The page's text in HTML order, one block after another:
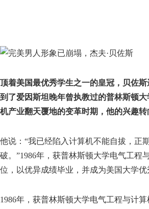
顶着美国最优秀学生之一的皇冠，贝佐
到了爱因斯坦晚年曾执教过的普林斯顿
机产业翻天覆地的变革时期，他的兴趣转
他说：“我已经陷入计算机不能自拔，正
破。”1986年，获普林斯顿大学电气工程
位，以优异成绩毕业，并成为美国大学优
1986年，获普林斯顿大学电气工程与计